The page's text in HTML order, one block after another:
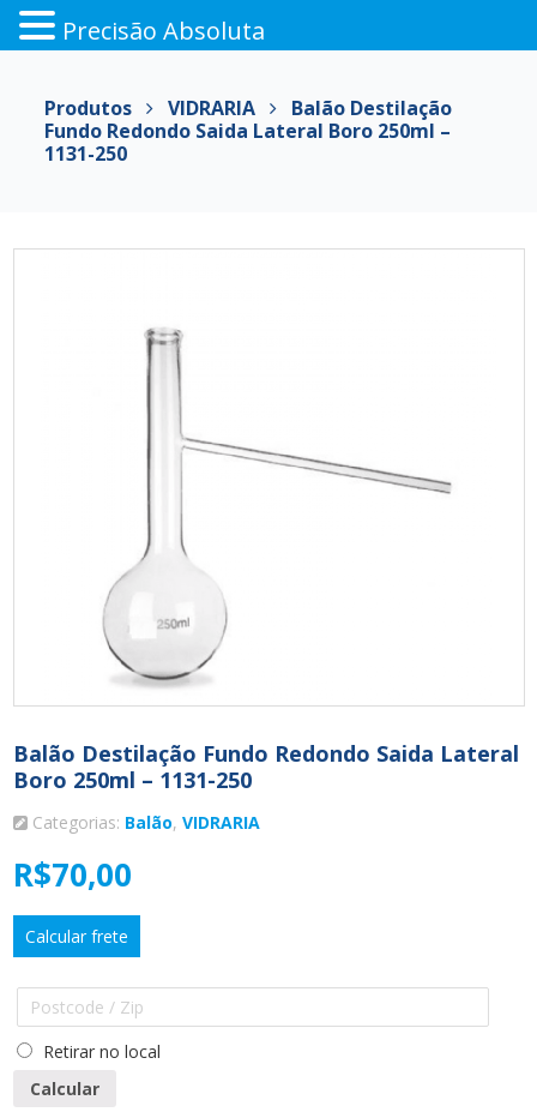
para
conteúdo
Produtos VIDRARIA
Balão Destilação
Fundo Redondo Saida Lateral Boro 250ml –
1131-250
Balão Destilação Fundo Redondo Saida Lateral
Boro 250ml – 1131-250
Categorias: Balão, VIDRARIA
R$70,00
Calcular frete
Retirar no local
Calcular
Precisão Absoluta